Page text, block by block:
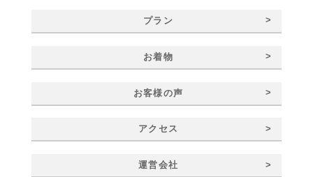
プラン >
お着物 >
お客様の声 >
アクセス >
運営会社 >